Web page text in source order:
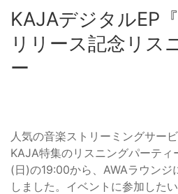
KAJAデジタルEP『
リリース記念リス
ー
人気の音楽ストリーミングサー
KAJA特集のリスニングパーテ
(日)の19:00から、AWAラウンジ
しました。イベントに参加した